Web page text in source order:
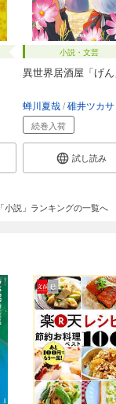
小説・文芸
異世界居酒屋「げ
蝉川夏哉 碓井ツカサ
続巻入荷
試し読み
「小説」ランキングの一覧へ